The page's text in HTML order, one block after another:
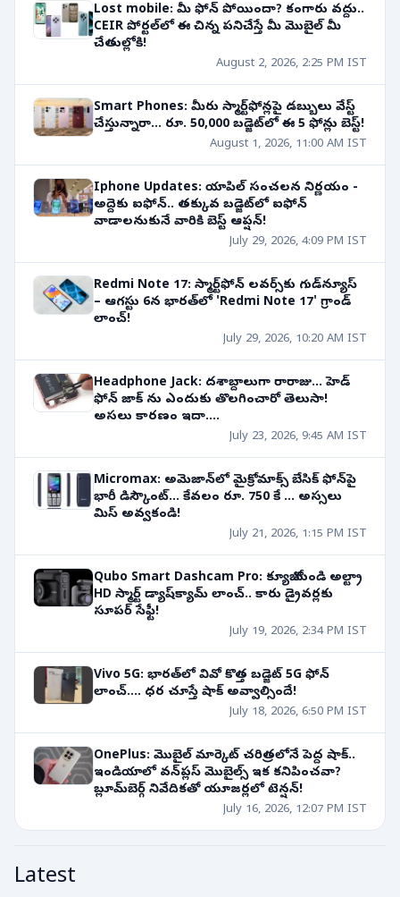
Lost mobile: మీ ఫోన్ పోయిందా? కంగారు వద్దు..
CEIR పోర్టల్‌లో ఈ చిన్న పనిచేస్తే మీ మొబైల్ మీ
చేతుల్లోకి!
August 2, 2026, 2:25 PM IST
Smart Phones: మీరు స్మార్ట్‌ఫోన్లపై డబ్బులు వేస్ట్
చేస్తున్నారా... రూ. 50,000 బడ్జెట్‌లో ఈ 5 ఫోన్లు బెస్ట్!
August 1, 2026, 11:00 AM IST
Iphone Updates: యాపిల్ సంచలన నిర్ణయం -
అద్దెకు ఐఫోన్.. తక్కువ బడ్జెట్‌లో ఐఫోన్
వాడాలనుకునే వారికి బెస్ట్ ఆప్షన్!
July 29, 2026, 4:09 PM IST
Redmi Note 17: స్మార్ట్‌ఫోన్ లవర్స్‌కు గుడ్‌న్యూస్
– ఆగస్టు 6న భారత్‌లో 'Redmi Note 17' గ్రాండ్
లాంచ్!
July 29, 2026, 10:20 AM IST
Headphone Jack: దశాబ్దాలుగా రారాజు... హెడ్
ఫోన్ జాక్ ను ఎందుకు తొలగించారో తెలుసా!
అసలు కారణం ఇదా....
July 23, 2026, 9:45 AM IST
Micromax: అమెజాన్‌లో మైక్రోమాక్స్ బేసిక్ ఫోన్‌పై
భారీ డిస్కౌంట్... కేవలం రూ. 750 కే ... అస్సలు
మిస్ అవ్వకండి!
July 21, 2026, 1:15 PM IST
Qubo Smart Dashcam Pro: క్యూబో నుండి అల్ట్రా
HD స్మార్ట్ డ్యాష్‌క్యామ్ లాంచ్.. కారు డ్రైవర్లకు
సూపర్ సేఫ్టీ!
July 19, 2026, 2:34 PM IST
Vivo 5G: భారత్‌లో వివో కొత్త బడ్జెట్ 5G ఫోన్
లాంచ్.... ధర చూస్తే షాక్ అవ్వాల్సిందే!
July 18, 2026, 6:50 PM IST
OnePlus: మొబైల్ మార్కెట్ చరిత్రలోనే పెద్ద షాక్..
ఇండియాలో వన్‌ప్లస్ మొబైల్స్ ఇక కనిపించవా?
బ్లూమ్‌బెర్గ్ నివేదికతో యూజర్లలో టెన్షన్!
July 16, 2026, 12:07 PM IST
Latest